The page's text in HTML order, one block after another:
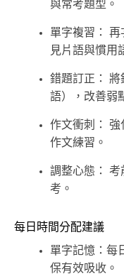
與常考題型。
單字複習：
見片語與慣用
錯題訂正： 將
語），改善弱
作文衝刺：
作文練習。
調整心態： 考
考。
每日時間分配建議
單字記憶：每
保有效吸收。